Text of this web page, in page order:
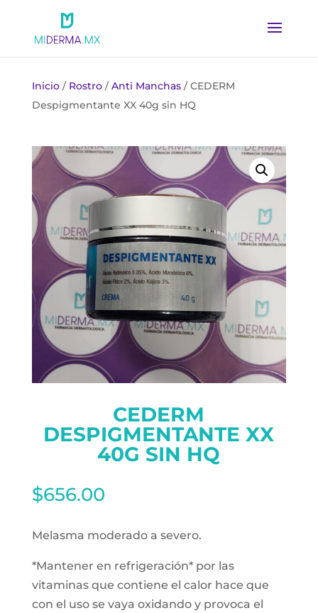
Inicio/ Rostro/Anti Manchas/ CEDERM
Despigmentante XX 40g sin HQ
CEDERM
DESPIGMENTANTE XX
40G SIN HQ
$656.00
Melasma moderado a severo.
*Mantener en refrigeración* por las
vitaminas que contiene el calor hace que
con el uso se vaya oxidando y provoca el